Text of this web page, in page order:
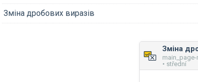
Зміна дробових виразів
Зміна
• střední